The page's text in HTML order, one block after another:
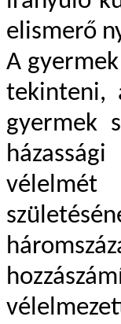
elismerő
A
tekinteni,
gyermek
vélelmét